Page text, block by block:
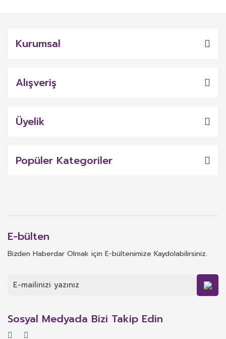
Kurumsal
Alışveriş
Üyelik
Popüler Kategoriler
E-bülten
Bizden Haberdar Olmak için E-bültenimize Kaydolabilirsiniz.
Sosyal Medyada Bizi Takip Edin